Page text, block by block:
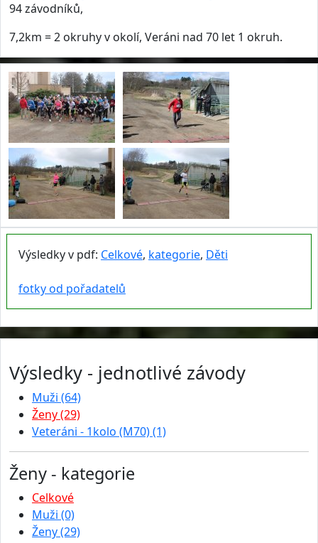
94 závodníků,
7,2km = 2 okruhy v okolí, Veráni nad 70 let 1 okruh.
Výsledky v pdf: Celkové, kategorie, Děti
fotky od pořadatelů
Výsledky - jednotlivé závody
Muži (64)
Ženy (29)
Veteráni - 1kolo (M70) (1)
Ženy - kategorie
Celkové
Muži (0)
Ženy (29)